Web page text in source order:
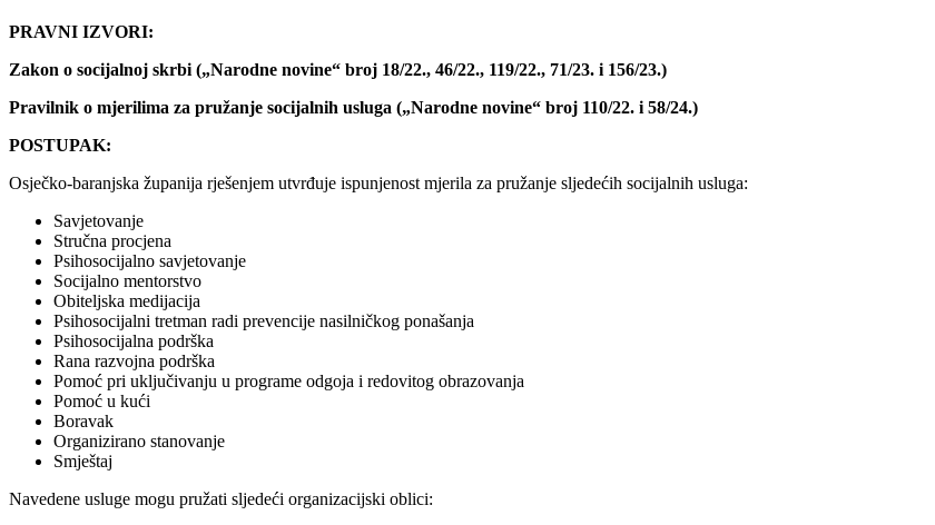
PRAVNI IZVORI:
Zakon o socijalnoj skrbi („Narodne novine“ broj 18/22., 46/22., 119/22., 71/23. i 156/23.)
Pravilnik o mjerilima za pružanje socijalnih usluga („Narodne novine“ broj 110/22. i 58/24.)
POSTUPAK:
Osječko-baranjska županija rješenjem utvrđuje ispunjenost mjerila za pružanje sljedećih socijalnih usluga:
Savjetovanje
Stručna procjena
Psihosocijalno savjetovanje
Socijalno mentorstvo
Obiteljska medijacija
Psihosocijalni tretman radi prevencije nasilničkog ponašanja
Psihosocijalna podrška
Rana razvojna podrška
Pomoć pri uključivanju u programe odgoja i redovitog obrazovanja
Pomoć u kući
Boravak
Organizirano stanovanje
Smještaj
Navedene usluge mogu pružati sljedeći organizacijski oblici: